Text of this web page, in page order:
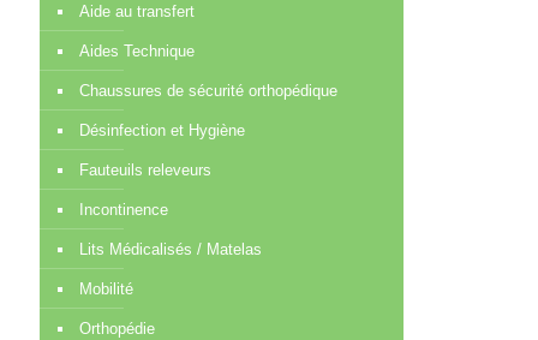
Aide au transfert
Aides Technique
Chaussures de sécurité orthopédique
Désinfection et Hygiène
Fauteuils releveurs
Incontinence
Lits Médicalisés / Matelas
Mobilité
Orthopédie